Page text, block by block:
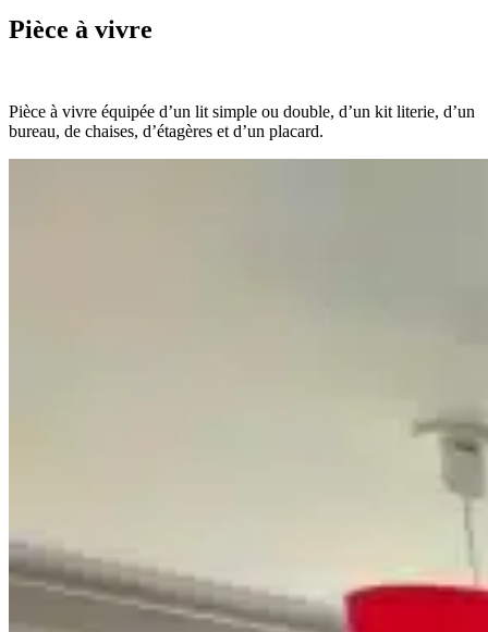
Pièce à vivre
Pièce à vivre équipée d’un lit simple ou double, d’un kit literie, d’un
bureau, de chaises, d’étagères et d’un placard.